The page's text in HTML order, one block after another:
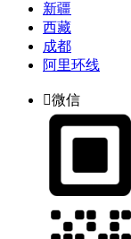
新疆
西藏
成都
阿里环线
微信